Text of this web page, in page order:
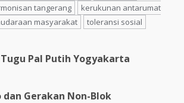
tangerang
kerukunan antarumat
masyarakat toleransi sosial
Pal Putih Yogyakarta
dan Gerakan Non-Blok